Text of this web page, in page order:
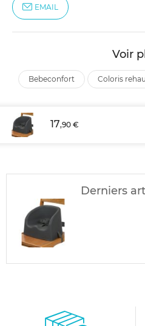
EMAIL
Voir
bebeconfort coloris
17,90 €
Derniers